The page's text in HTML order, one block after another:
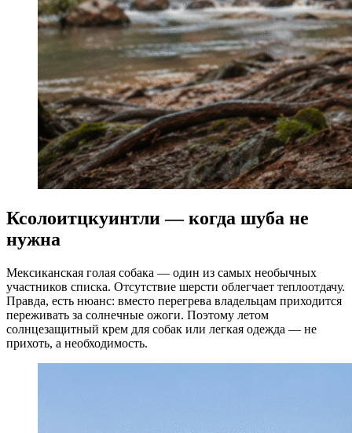
Ксолоитцкуинтли — когда шуба не
нужна
Мексиканская голая собака — один из самых необычных
участников списка. Отсутствие шерсти облегчает теплоотдачу.
Правда, есть нюанс: вместо перегрева владельцам приходится
переживать за солнечные ожоги. Поэтому летом
солнцезащитный крем для собак или легкая одежда — не
прихоть, а необходимость.